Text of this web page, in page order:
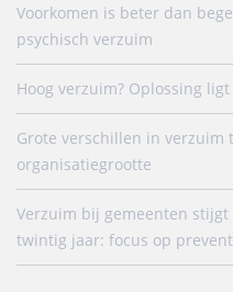
Voorkomen is beter dan
psychisch verzuim
Hoog verzuim? Oplossing
Grote verschillen in verzuim
organisatiegrootte
Verzuim bij gemeenten
twintig jaar: focus op